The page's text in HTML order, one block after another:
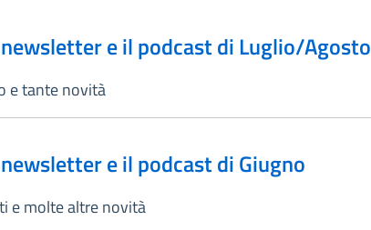
e il podcast di Luglio/Agosto
e tante novità
e il podcast di Giugno
e molte altre novità